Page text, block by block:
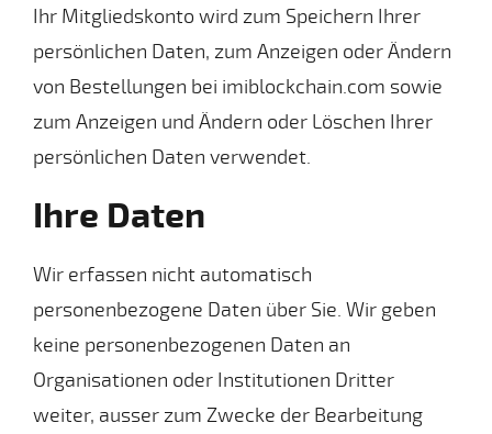
Ihr Mitgliedskonto wird zum Speichern Ihrer
persönlichen Daten, zum Anzeigen oder Ändern
von Bestellungen bei imiblockchain.com sowie
zum Anzeigen und Ändern oder Löschen Ihrer
persönlichen Daten verwendet.
Ihre Daten
Wir erfassen nicht automatisch
personenbezogene Daten über Sie. Wir geben
keine personenbezogenen Daten an
Organisationen oder Institutionen Dritter
weiter, ausser zum Zwecke der Bearbeitung